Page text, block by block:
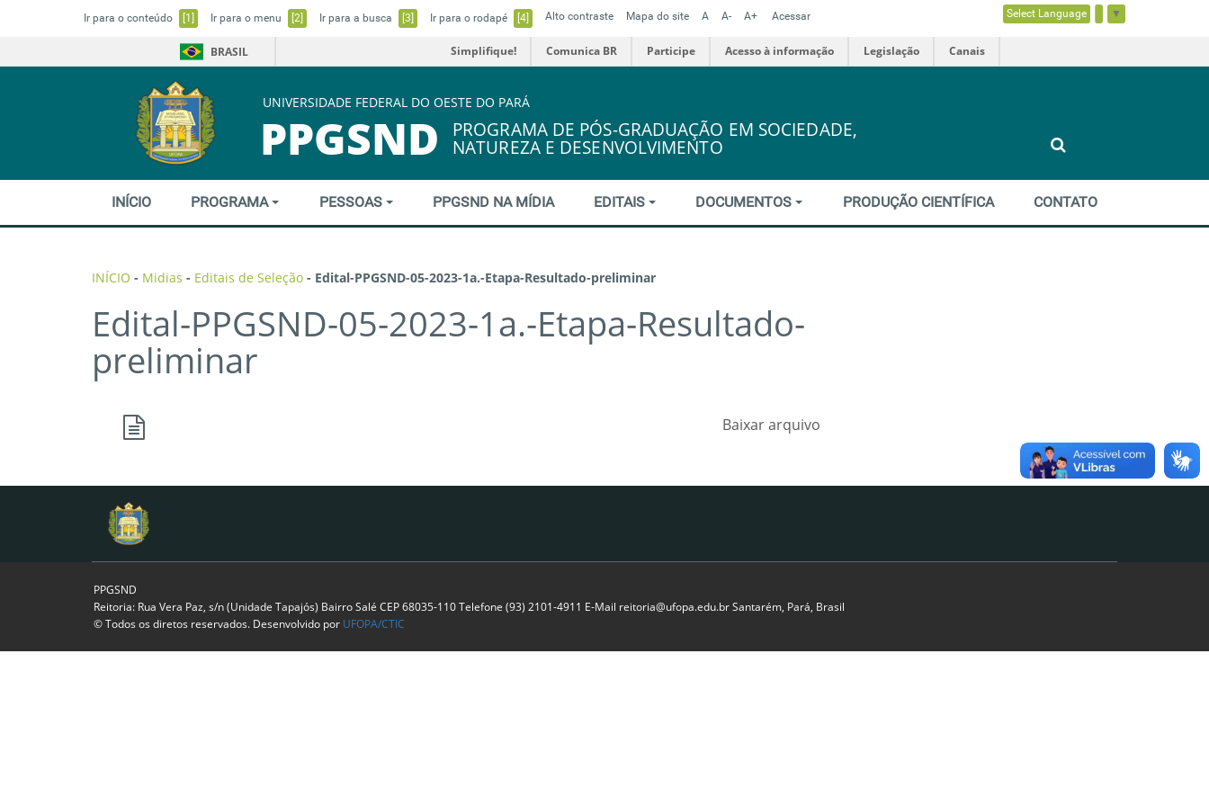
Ir para o conteúdo [1] Ir para o menu [2] Ir para a busca [3] Ir para o rodapé [4] Alto contraste Mapa do site A A- A+ Acessar Select Language ▼
BRASIL Simplifique! Comunica BR Participe Acesso à informação Legislação Canais
UNIVERSIDADE FEDERAL DO OESTE DO PARÁ
PPGSND PROGRAMA DE PÓS-GRADUAÇÃO EM SOCIEDADE,
NATUREZA E DESENVOLVIMENTO
INÍCIO PROGRAMA PESSOAS PPGSND NA MÍDIA EDITAIS DOCUMENTOS PRODUÇÃO CIENTÍFICA CONTATO
INÍCIO - Midias - Editais de Seleção - Edital-PPGSND-05-2023-1a.-Etapa-Resultado-preliminar
Edital-PPGSND-05-2023-1a.-Etapa-Resultado-
preliminar
Baixar arquivo
PPGSND
Reitoria: Rua Vera Paz, s/n (Unidade Tapajós) Bairro Salé CEP 68035-110 Telefone (93) 2101-4911 E-Mail reitoria@ufopa.edu.br Santarém, Pará, Brasil
© Todos os diretos reservados. Desenvolvido por UFOPA/CTIC